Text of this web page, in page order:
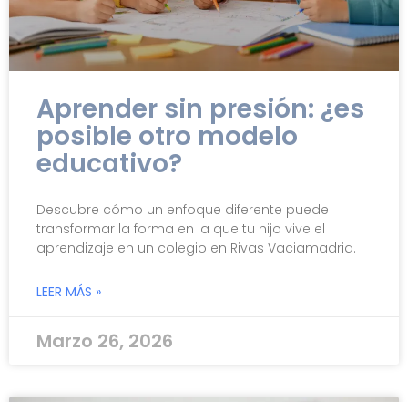
Aprender sin presión: ¿es
posible otro modelo
educativo?
Descubre cómo un enfoque diferente puede
transformar la forma en la que tu hijo vive el
aprendizaje en un colegio en Rivas Vaciamadrid.
LEER MÁS »
Marzo 26, 2026